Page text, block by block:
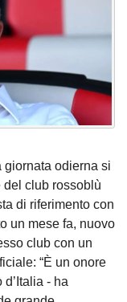
giornata odierna si
club rossoblù
di riferimento con
un mese fa, nuovo
club con un
“È un onore
- ha